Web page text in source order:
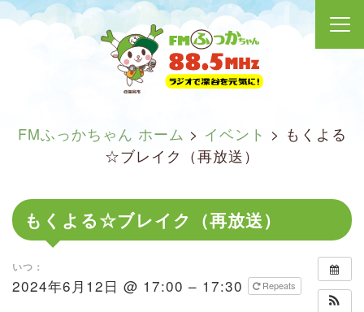
FMふっかちゃん ホーム > イベント > もくよる
☆ブレイク（再放送）
もくよる☆ブレイク（再放送）
いつ：
2024年6月12日 @ 17:00 – 17:30 Repeats